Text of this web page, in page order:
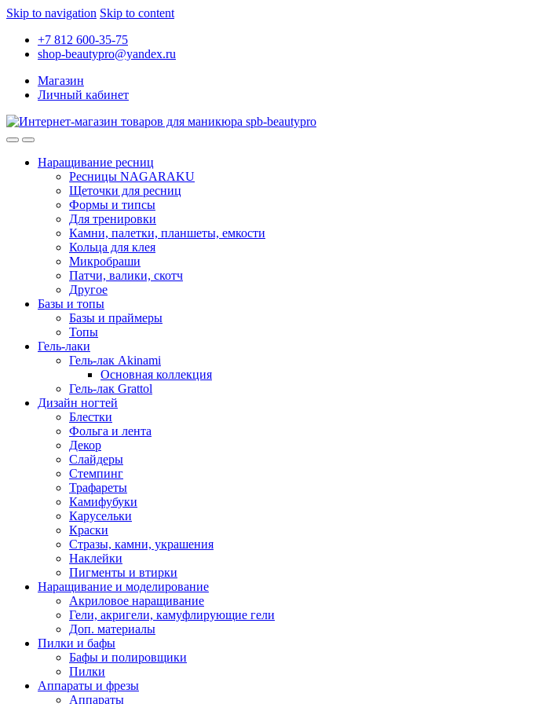
Skip to navigation Skip to content
+7 812 600-35-75
shop-beautypro@yandex.ru
Магазин
Личный кабинет
Наращивание ресниц
Ресницы NAGARAKU
Щеточки для ресниц
Формы и типсы
Для тренировки
Камни, палетки, планшеты, емкости
Кольца для клея
Микробраши
Патчи, валики, скотч
Другое
Базы и топы
Базы и праймеры
Топы
Гель-лаки
Гель-лак Akinami
Основная коллекция
Гель-лак Grattol
Дизайн ногтей
Блестки
Фольга и лента
Декор
Слайдеры
Стемпинг
Трафареты
Камифубуки
Карусельки
Краски
Стразы, камни, украшения
Наклейки
Пигменты и втирки
Наращивание и моделирование
Акриловое наращивание
Гели, акригели, камуфлирующие гели
Доп. материалы
Пилки и бафы
Бафы и полировщики
Пилки
Аппараты и фрезы
Аппараты